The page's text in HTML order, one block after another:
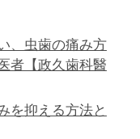
、虫歯の痛み方
者【政久歯科醫
を抑える方法と